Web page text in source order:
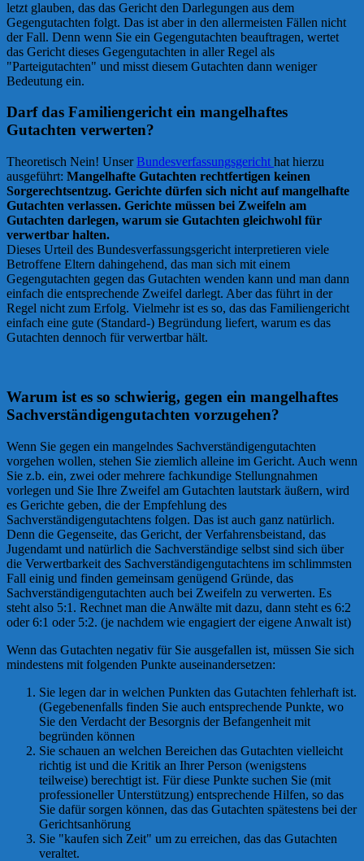
letzt glauben, das das Gericht den Darlegungen aus dem
Gegengutachten folgt. Das ist aber in den allermeisten Fällen nicht
der Fall. Denn wenn Sie ein Gegengutachten beauftragen, wertet
das Gericht dieses Gegengutachten in aller Regel als
"Parteigutachten" und misst diesem Gutachten dann weniger
Bedeutung ein.
Darf das Familiengericht ein mangelhaftes
Gutachten verwerten?
Theoretisch Nein! UnserBundesverfassungsgericht hat hierzu
ausgeführt: Mangelhafte Gutachten rechtfertigen keinen
Sorgerechtsentzug. Gerichte dürfen sich nicht auf mangelhafte
Gutachten verlassen. Gerichte müssen bei Zweifeln am
Gutachten darlegen, warum sie Gutachten gleichwohl für
verwertbar halten.
Dieses Urteil des Bundesverfassungsgericht interpretieren viele
Betroffene Eltern dahingehend, das man sich mit einem
Gegengutachten gegen das Gutachten wenden kann und man dann
einfach die entsprechende Zweifel darlegt. Aber das führt in der
Regel nicht zum Erfolg. Vielmehr ist es so, das das Familiengericht
einfach eine gute (Standard-) Begründung liefert, warum es das
Gutachten dennoch für verwertbar hält.
Warum ist es so schwierig, gegen ein mangelhaftes
Sachverständigengutachten vorzugehen?
Wenn Sie gegen ein mangelndes Sachverständigengutachten
vorgehen wollen, stehen Sie ziemlich alleine im Gericht. Auch wenn
Sie z.b. ein, zwei oder mehrere fachkundige Stellungnahmen
vorlegen und Sie Ihre Zweifel am Gutachten lautstark äußern, wird
es Gerichte geben, die der Empfehlung des
Sachverständigengutachtens folgen. Das ist auch ganz natürlich.
Denn die Gegenseite, das Gericht, der Verfahrensbeistand, das
Jugendamt und natürlich die Sachverständige selbst sind sich über
die Verwertbarkeit des Sachverständigengutachtens im schlimmsten
Fall einig und finden gemeinsam genügend Gründe, das
Sachverständigengutachten auch bei Zweifeln zu verwerten. Es
steht also 5:1. Rechnet man die Anwälte mit dazu, dann steht es 6:2
oder 6:1 oder 5:2. (je nachdem wie engagiert der eigene Anwalt ist)
Wenn das Gutachten negativ für Sie ausgefallen ist, müssen Sie sich
mindestens mit folgenden Punkte auseinandersetzen:
Sie legen dar in welchen Punkten das Gutachten fehlerhaft ist.
(Gegebenenfalls finden Sie auch entsprechende Punkte, wo
Sie den Verdacht der Besorgnis der Befangenheit mit
begründen können
Sie schauen an welchen Bereichen das Gutachten vielleicht
richtig ist und die Kritik an Ihrer Person (wenigstens
teilweise) berechtigt ist. Für diese Punkte suchen Sie (mit
professioneller Unterstützung) entsprechende Hilfen, so das
Sie dafür sorgen können, das das Gutachten spätestens bei der
Gerichtsanhörung
Sie "kaufen sich Zeit" um zu erreichen, das das Gutachten
veraltet.